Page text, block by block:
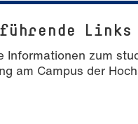
Links
Informationen zum
am Campus der